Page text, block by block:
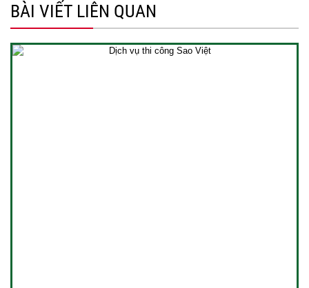
BÀI VIẾT LIÊN QUAN